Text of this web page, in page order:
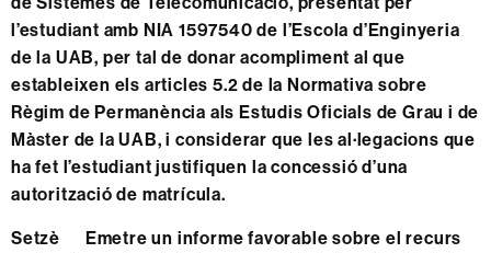
l’estudiant amb NIA 1597540 de l’Escola d’Enginyeria
de la UAB, per tal de donar acompliment al que
estableixen els articles 5.2 de la Normativa sobre
Règim de Permanència als Estudis Oficials de Grau i de
Màster de la UAB, i considerar que les al·legacions que
ha fet l’estudiant justifiquen la concessió d’una
autorització de matrícula.
Setzè
Emetre un informe favorable sobre el recurs